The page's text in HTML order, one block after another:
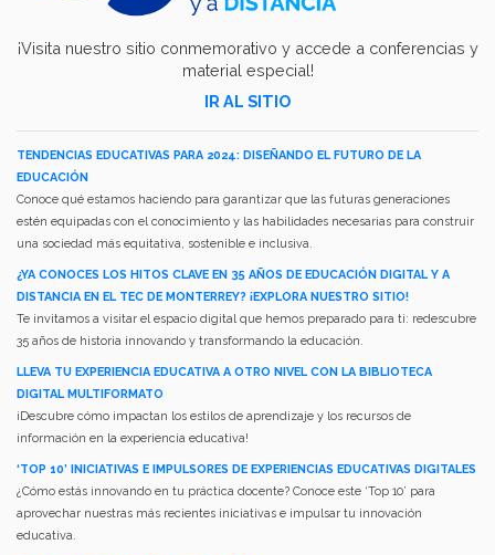
¡Visita nuestro sitio conmemorativo y accede a conferencias y
material especial!
IR AL SITIO
TENDENCIAS EDUCATIVAS PARA 2024: DISEÑANDO EL FUTURO DE LA
EDUCACIÓN
Conoce qué estamos haciendo para garantizar que las futuras generaciones
estén equipadas con el conocimiento y las habilidades necesarias para construir
una sociedad más equitativa, sostenible e inclusiva.
¿YA CONOCES LOS HITOS CLAVE EN 35 AÑOS DE EDUCACIÓN DIGITAL Y A
DISTANCIA EN EL TEC DE MONTERREY? ¡EXPLORA NUESTRO SITIO!
Te invitamos a visitar el espacio digital que hemos preparado para ti: redescubre
35 años de historia innovando y transformando la educación.
LLEVA TU EXPERIENCIA EDUCATIVA A OTRO NIVEL CON LA BIBLIOTECA
DIGITAL MULTIFORMATO
¡Descubre cómo impactan los estilos de aprendizaje y los recursos de
información en la experiencia educativa!
‘TOP 10’ INICIATIVAS E IMPULSORES DE EXPERIENCIAS EDUCATIVAS DIGITALES
¿Cómo estás innovando en tu práctica docente? Conoce este ‘Top 10’ para
aprovechar nuestras más recientes iniciativas e impulsar tu innovación
educativa.